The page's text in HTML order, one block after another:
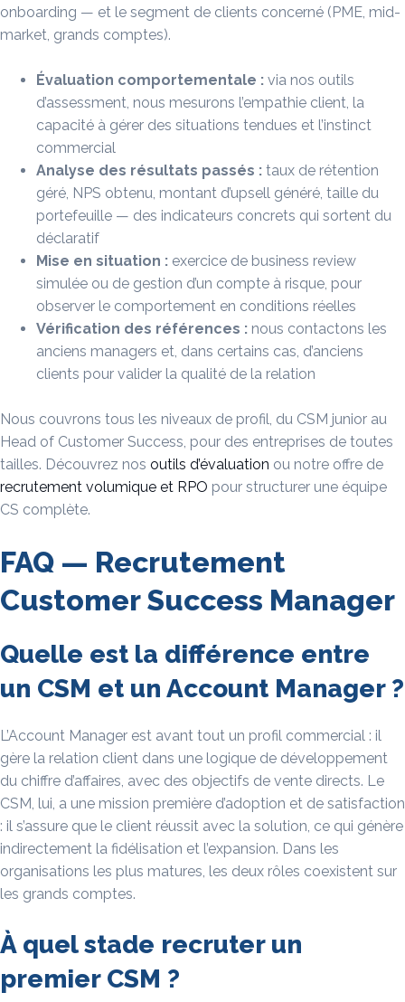
onboarding — et le segment de clients concerné (PME, mid-
market, grands comptes).
Évaluation comportementale : via nos outils
d’assessment, nous mesurons l’empathie client, la
capacité à gérer des situations tendues et l’instinct
commercial
Analyse des résultats passés : taux de rétention
géré, NPS obtenu, montant d’upsell généré, taille du
portefeuille — des indicateurs concrets qui sortent du
déclaratif
Mise en situation : exercice de business review
simulée ou de gestion d’un compte à risque, pour
observer le comportement en conditions réelles
Vérification des références : nous contactons les
anciens managers et, dans certains cas, d’anciens
clients pour valider la qualité de la relation
Nous couvrons tous les niveaux de profil, du CSM junior au
Head of Customer Success, pour des entreprises de toutes
tailles. Découvrez nos outils d’évaluation ou notre offre de
recrutement volumique et RPO pour structurer une équipe
CS complète.
FAQ — Recrutement
Customer Success Manager
Quelle est la différence entre
un CSM et un Account Manager ?
L’Account Manager est avant tout un profil commercial : il
gère la relation client dans une logique de développement
du chiffre d’affaires, avec des objectifs de vente directs. Le
CSM, lui, a une mission première d’adoption et de satisfaction
: il s’assure que le client réussit avec la solution, ce qui génère
indirectement la fidélisation et l’expansion. Dans les
organisations les plus matures, les deux rôles coexistent sur
les grands comptes.
À quel stade recruter un
premier CSM ?